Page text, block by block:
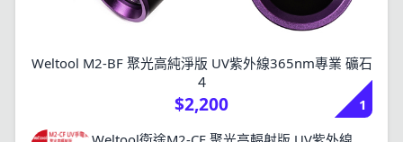
Weltool M2-BF 聚光高純淨版 UV紫外線365nm專業 礦石
４
$2,200
1